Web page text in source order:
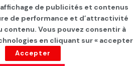
Équateur (13 %) a
», a expliqué l’OMS.
réveillée sous les eaux, groggy,
dans la nuit par des
et historiques, au passage des
affichage de publicités et contenus
de performance et d’attractivité
Vous pouvez consentir à
en cliquant sur « accepter
Accepter